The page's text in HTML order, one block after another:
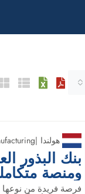
هولندا |
ومنصة
فرصة فريدة من